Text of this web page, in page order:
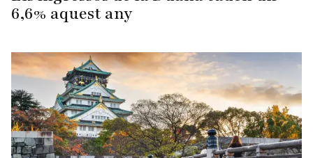
6,6% aquest any